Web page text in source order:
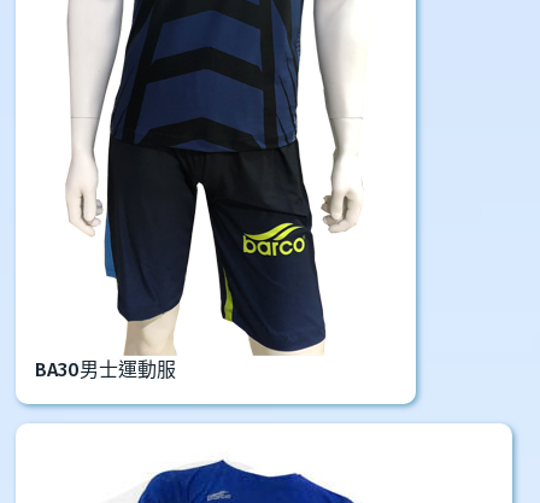
BA30男士運動服